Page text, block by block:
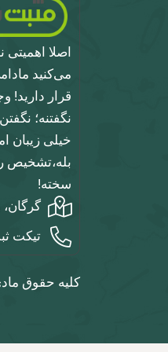
اصلا
می‌کنید
قرار دارید!
نگفتنه؛
خیلی زیبان
بله،تشخیص
سخته!
گرگان،
تیکت
کلیه حقوق